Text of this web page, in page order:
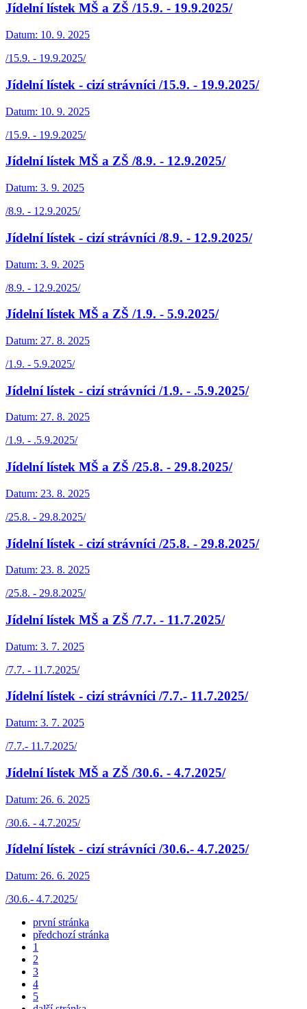
Jídelní lístek MŠ a ZŠ /15.9. - 19.9.2025/
Datum: 10. 9. 2025
/15.9. - 19.9.2025/
Jídelní lístek - cizí strávníci /15.9. - 19.9.2025/
Datum: 10. 9. 2025
/15.9. - 19.9.2025/
Jídelní lístek MŠ a ZŠ /8.9. - 12.9.2025/
Datum: 3. 9. 2025
/8.9. - 12.9.2025/
Jídelní lístek - cizí strávníci /8.9. - 12.9.2025/
Datum: 3. 9. 2025
/8.9. - 12.9.2025/
Jídelní lístek MŠ a ZŠ /1.9. - 5.9.2025/
Datum: 27. 8. 2025
/1.9. - 5.9.2025/
Jídelní lístek - cizí strávníci /1.9. - .5.9.2025/
Datum: 27. 8. 2025
/1.9. - .5.9.2025/
Jídelní lístek MŠ a ZŠ /25.8. - 29.8.2025/
Datum: 23. 8. 2025
/25.8. - 29.8.2025/
Jídelní lístek - cizí strávníci /25.8. - 29.8.2025/
Datum: 23. 8. 2025
/25.8. - 29.8.2025/
Jídelní lístek MŠ a ZŠ /7.7. - 11.7.2025/
Datum: 3. 7. 2025
/7.7. - 11.7.2025/
Jídelní lístek - cizí strávníci /7.7.- 11.7.2025/
Datum: 3. 7. 2025
/7.7.- 11.7.2025/
Jídelní lístek MŠ a ZŠ /30.6. - 4.7.2025/
Datum: 26. 6. 2025
/30.6. - 4.7.2025/
Jídelní lístek - cizí strávníci /30.6.- 4.7.2025/
Datum: 26. 6. 2025
/30.6.- 4.7.2025/
první stránka
předchozí stránka
1
2
3
4
5